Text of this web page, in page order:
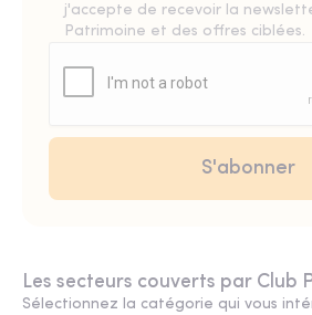
j'accepte de recevoir la
Patrimoine et des offres ciblées.
Les secteurs couverts par Club
Sélectionnez la catégorie qui vous